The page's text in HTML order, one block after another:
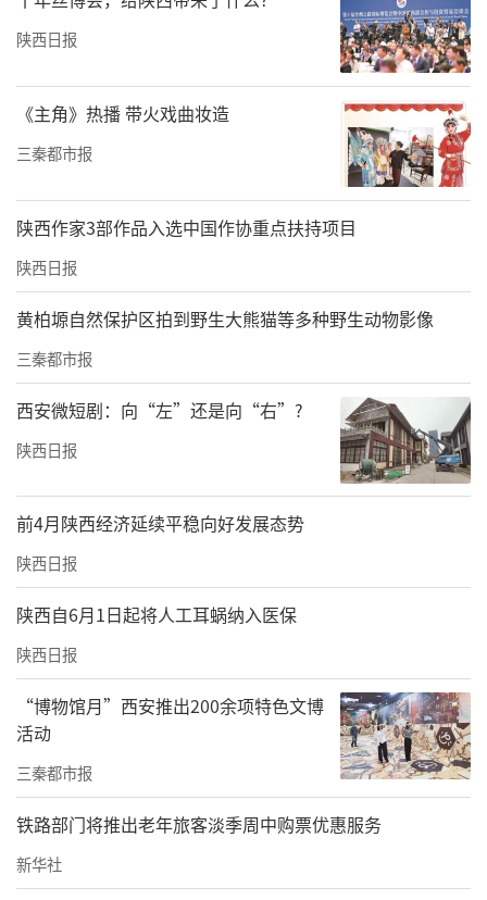
陕西日报
《主角》热播 带火戏曲妆造
三秦都市报
陕西作家3部作品入选中国作协重点扶持项目
陕西日报
黄柏塬自然保护区拍到野生大熊猫等多种野生动物影像
三秦都市报
西安微短剧：向“左”还是向“右”?
陕西日报
前4月陕西经济延续平稳向好发展态势
陕西日报
陕西自6月1日起将人工耳蜗纳入医保
陕西日报
“博物馆月”西安推出200余项特色文博
活动
三秦都市报
铁路部门将推出老年旅客淡季周中购票优惠服务
新华社